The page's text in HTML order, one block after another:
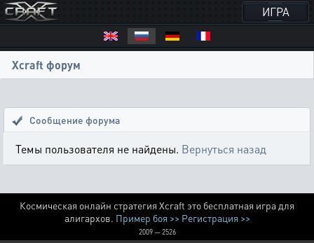
ИГРА
Xcraft форум
Сообщение форума
Темы пользователя не найдены. Вернуться назад
Космическая онлайн стратегия Xcraft это бесплатная игра для
алигархов. Пример боя >> Регистрация >>
2009 — 2526